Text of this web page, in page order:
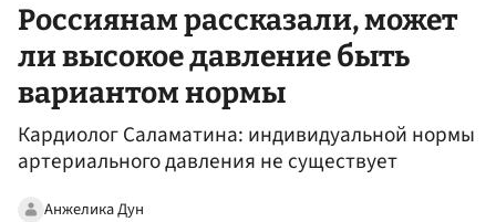
Россиянам рассказали, может
ли высокое давление быть
вариантом нормы
Кардиолог Саламатина: индивидуальной нормы
артериального давления не существует
Анжелика Дун